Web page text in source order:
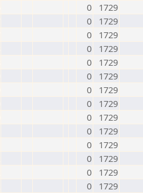
0
1729
0
1729
0
1729
0
1729
0
1729
0
1729
0
1729
0
1729
0
1729
0
1729
0
1729
0
1729
0
1729
0
1729